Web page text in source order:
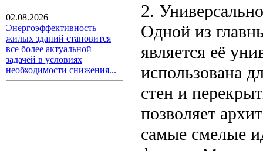
02.08.2026
Энергоэффективность
жилых зданий становится
все более актуальной
задачей в условиях
необходимости снижения...
2.
Одной из
является её
использована
стен и
позволяет
самые смелые